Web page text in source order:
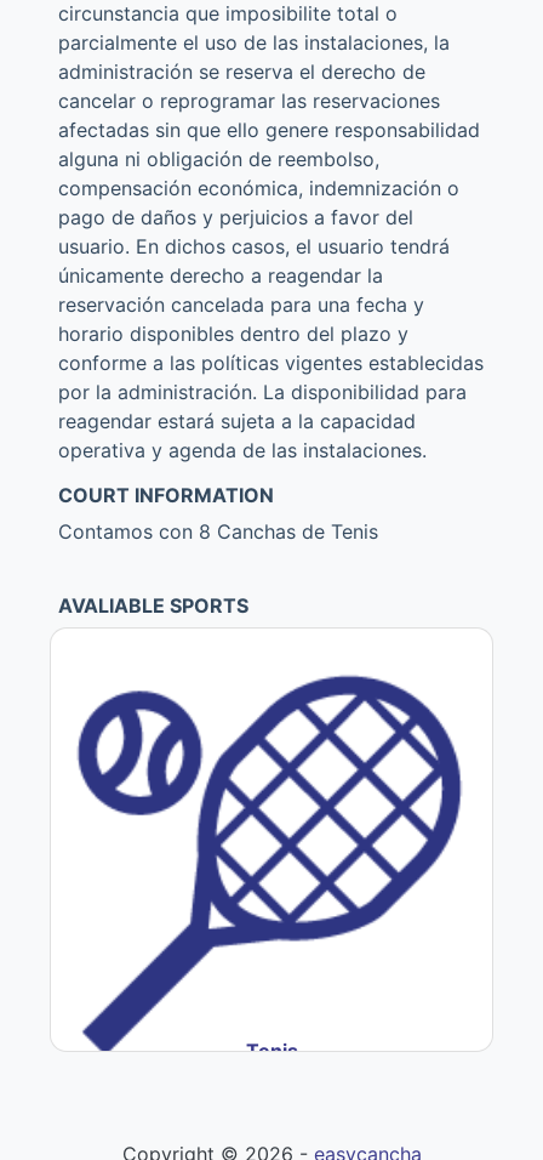
circunstancia que imposibilite total o
parcialmente el uso de las instalaciones, la
administración se reserva el derecho de
cancelar o reprogramar las reservaciones
afectadas sin que ello genere responsabilidad
alguna ni obligación de reembolso,
compensación económica, indemnización o
pago de daños y perjuicios a favor del
usuario. En dichos casos, el usuario tendrá
únicamente derecho a reagendar la
reservación cancelada para una fecha y
horario disponibles dentro del plazo y
conforme a las políticas vigentes establecidas
por la administración. La disponibilidad para
reagendar estará sujeta a la capacidad
operativa y agenda de las instalaciones.
COURT INFORMATION
Contamos con 8 Canchas de Tenis
AVALIABLE SPORTS
Tenis
Copyright © 2026 - easycancha